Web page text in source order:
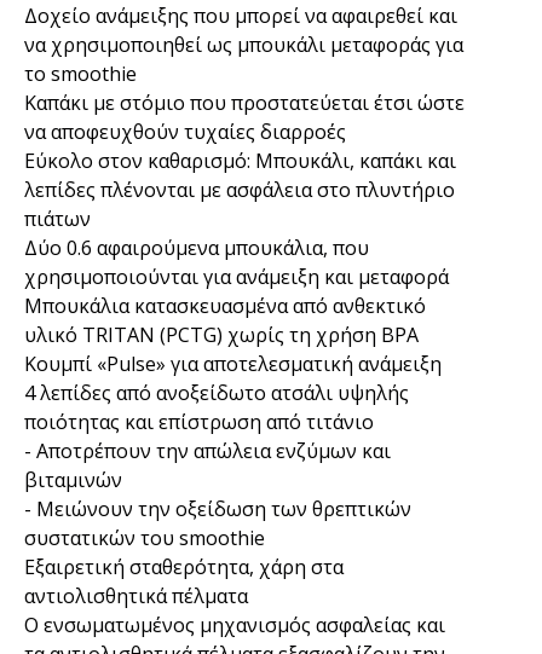
Δοχείο ανάμειξης που μπορεί να αφαιρεθεί και
να χρησιμοποιηθεί ως μπουκάλι μεταφοράς για
το smoothie
Καπάκι με στόμιο που προστατεύεται έτσι ώστε
να αποφευχθούν τυχαίες διαρροές
Εύκολο στον καθαρισμό: Μπουκάλι, καπάκι και
λεπίδες πλένονται με ασφάλεια στο πλυντήριο
πιάτων
Δύο 0.6 αφαιρούμενα μπουκάλια, που
χρησιμοποιούνται για ανάμειξη και μεταφορά
Μπουκάλια κατασκευασμένα από ανθεκτικό
υλικό TRITAN (PCTG) χωρίς τη χρήση BPA
Κουμπί «Pulse» για αποτελεσματική ανάμειξη
4 λεπίδες από ανοξείδωτο ατσάλι υψηλής
ποιότητας και επίστρωση από τιτάνιο
- Αποτρέπουν την απώλεια ενζύμων και
βιταμινών
- Μειώνουν την οξείδωση των θρεπτικών
συστατικών του smoothie
Εξαιρετική σταθερότητα, χάρη στα
αντιολισθητικά πέλματα
Ο ενσωματωμένος μηχανισμός ασφαλείας και